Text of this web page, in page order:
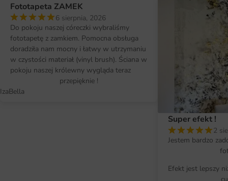
Fototapeta ZAMEK
6 sierpnia, 2026
Do pokoju naszej córeczki wybraliśmy
fototapetę z zamkiem. Pomocna obsługa
doradziła nam mocny i łatwy w utrzymaniu
w czystości materiał (vinyl brush). Ściana w
pokoju naszej królewny wygląda teraz
przepięknie !
IzaBella
Super efekt !
2
Jestem bardzo
Efekt jest lepszy